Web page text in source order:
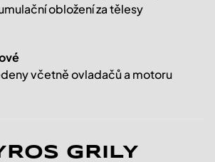
GRILY
obložení za tělesy
včetně ovladačů a motoru